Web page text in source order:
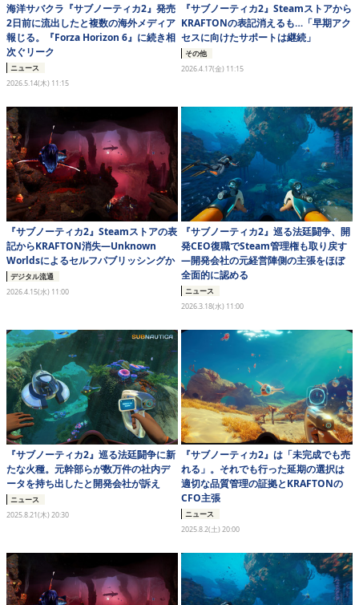
海洋サバクラ『サブノーティカ2』発売
2日前に流出したと複数の海外メディア
報じる。『Forza Horizon 6』に続き相
次ぐリーク
ニュース
2026.5.14(木) 11:15
『サブノーティカ2』Steamストアから
KRAFTONの表記消えるも…「早期アク
セスに向けたサポートは継続」
その他
2026.4.17(金) 11:15
『サブノーティカ2』Steamストアの表
記からKRAFTON消失―Unknown
Worldsによるセルフパブリッシングか
デジタル流通
2026.4.15(水) 11:00
『サブノーティカ2』巡る法廷闘争、開
発CEO復職でSteam管理権も取り戻す
―開発会社の元経営陣側の主張をほぼ
全面的に認める
ニュース
2026.3.18(水) 11:00
『サブノーティカ2』巡る法廷闘争に新
たな火種。元幹部らが数万件の社内デ
ータを持ち出したと開発会社が訴え
ニュース
2025.8.21(木) 20:30
『サブノーティカ2』は「未完成でも売
れる」。それでも行った延期の選択は
適切な品質管理の証拠とKRAFTONの
CFO主張
ニュース
2025.8.2(土) 20:00